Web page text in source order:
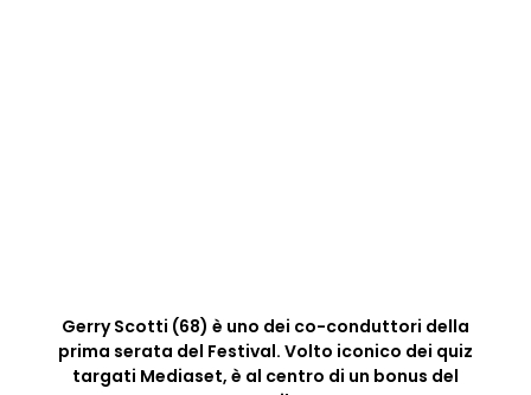
Gerry Scotti (68) è uno dei co-conduttori della
prima serata del Festival. Volto iconico dei quiz
targati Mediaset, è al centro di un bonus del